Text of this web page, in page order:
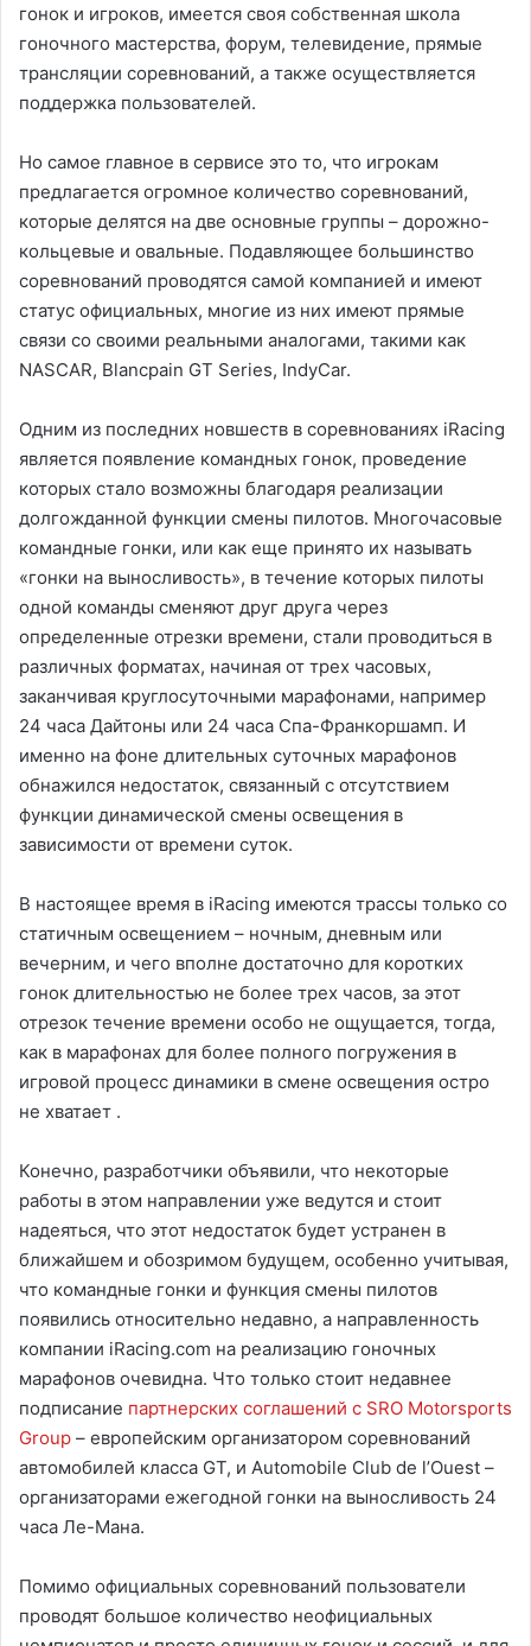
гонок и игроков, имеется своя собственная школа
гоночного мастерства, форум, телевидение, прямые
трансляции соревнований, а также осуществляется
поддержка пользователей.
Но самое главное в сервисе это то, что игрокам
предлагается огромное количество соревнований,
которые делятся на две основные группы – дорожно-
кольцевые и овальные. Подавляющее большинство
соревнований проводятся самой компанией и имеют
статус официальных, многие из них имеют прямые
связи со своими реальными аналогами, такими как
NASCAR, Blancpain GT Series, IndyCar.
Одним из последних новшеств в соревнованиях iRacing
является появление командных гонок, проведение
которых стало возможны благодаря реализации
долгожданной функции смены пилотов. Многочасовые
командные гонки, или как еще принято их называть
«гонки на выносливость», в течение которых пилоты
одной команды сменяют друг друга через
определенные отрезки времени, стали проводиться в
различных форматах, начиная от трех часовых,
заканчивая круглосуточными марафонами, например
24 часа Дайтоны или 24 часа Спа-Франкоршамп. И
именно на фоне длительных суточных марафонов
обнажился недостаток, связанный с отсутствием
функции динамической смены освещения в
зависимости от времени суток.
В настоящее время в iRacing имеются трассы только со
статичным освещением – ночным, дневным или
вечерним, и чего вполне достаточно для коротких
гонок длительностью не более трех часов, за этот
отрезок течение времени особо не ощущается, тогда,
как в марафонах для более полного погружения в
игровой процесс динамики в смене освещения остро
не хватает .
Конечно, разработчики объявили, что некоторые
работы в этом направлении уже ведутся и стоит
надеяться, что этот недостаток будет устранен в
ближайшем и обозримом будущем, особенно учитывая,
что командные гонки и функция смены пилотов
появились относительно недавно, а направленность
компании iRacing.com на реализацию гоночных
марафонов очевидна. Что только стоит недавнее
подписание партнерских соглашений с SRO Motorsports
Group – европейским организатором соревнований
автомобилей класса GT, и Automobile Club de l’Ouest –
организаторами ежегодной гонки на выносливость 24
часа Ле-Мана.
Помимо официальных соревнований пользователи
проводят большое количество неофициальных